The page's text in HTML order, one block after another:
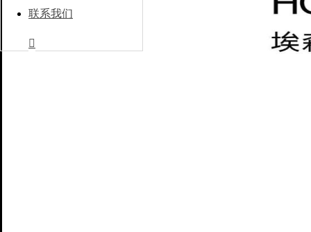
联系我们
